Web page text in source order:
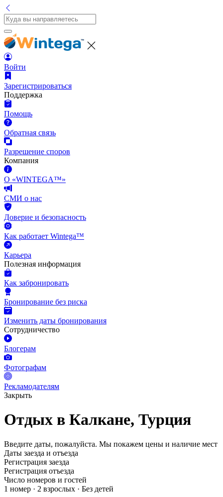
Войти
Зарегистрироваться
Поддержка
Помощь
Обратная связь
Разрешение споров
Компания
О «WINTEGA™»
СМИ о нас
Доверие и безопасность
Как работает Wintega™
Карьера
Полезная информация
Как забронировать
Бронирование без риска
Изменить даты бронирования
Сотрудничество
Блогерам
Фотографам
Рекламодателям
Закрыть
Отдых в Калкане, Турция
Введите даты, пожалуйста. Мы покажем цены и наличие мест
Даты заезда и отъезда
Регистрация заезда
Регистрация отъезда
Число номеров и гостей
1 номер · 2 взрослых · Без детей